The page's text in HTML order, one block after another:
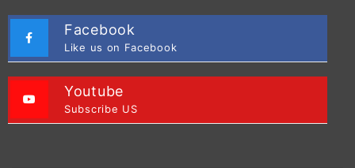
Facebook
Like us on Facebook
Youtube
Subscribe US